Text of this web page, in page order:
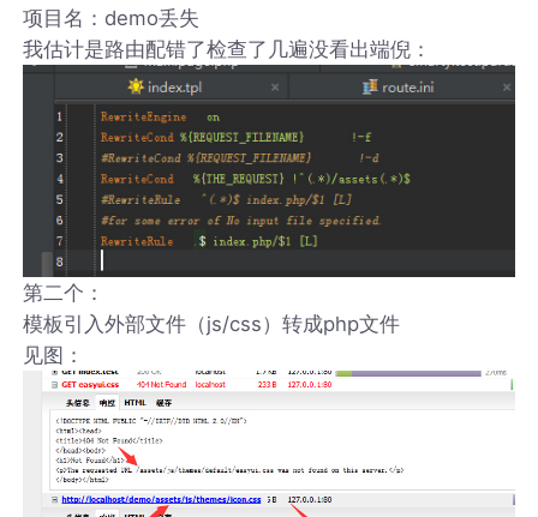
项目名：demo丢失
我估计是路由配错了检查了几遍没看出端倪：
第二个：
模板引入外部文件（js/css）转成php文件
见图：